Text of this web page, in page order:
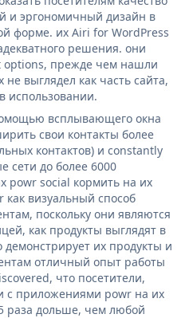
и эргономичный дизайн в
форме. их Airi for WordPress
решения. они
options, прежде чем нашли
выглядел как часть сайта,
использовании.
всплывающего окна
свои контакты более
контактов) и constantly
сети до более 6000
powr social кормить на их
визуальный способ
поскольку они являются
как продукты выглядят в
их продукты и
отличный опыт работы
что посетители,
с приложениями powr на их
раза дольше, чем любой